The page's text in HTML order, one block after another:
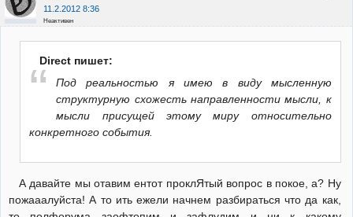
11.2.2012 8:36
Неактивен
Direct пишет:
Под реальностью я имею в виду мысленную
структурную схожесть направленности мысли, к
мысли присущей этому миру относительно
конкретного события.
А давайте мы отавим ентот проклЯтый вопрос в покое, а? Ну
пожааалуйста! А то ить ежели начнем разбираться что да как,